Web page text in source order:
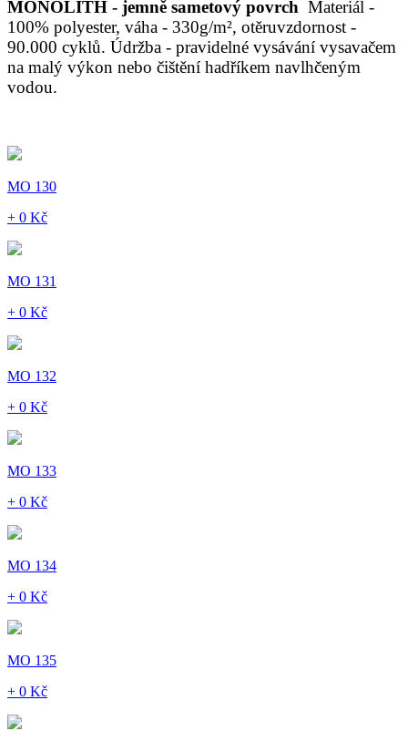
MONOLITH - jemně sametový povrch Materiál -
100% polyester, váha - 330g/m², otěruvzdornost -
90.000 cyklů. Údržba - pravidelné vysávání vysavačem
na malý výkon nebo čištění hadříkem navlhčeným
vodou.
MO 130
+ 0 Kč
MO 131
+ 0 Kč
MO 132
+ 0 Kč
MO 133
+ 0 Kč
MO 134
+ 0 Kč
MO 135
+ 0 Kč